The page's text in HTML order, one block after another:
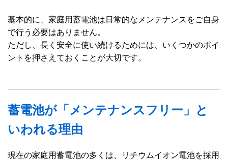
基本的に、家庭用蓄電池は日常的なメンテナンスをご自身
で行う必要はありません。
ただし、長く安全に使い続けるためには、いくつかのポイ
ントを押さえておくことが大切です。
蓄電池が「メンテナンスフリー」と
いわれる理由
現在の家庭用蓄電池の多くは、リチウムイオン電池を採用